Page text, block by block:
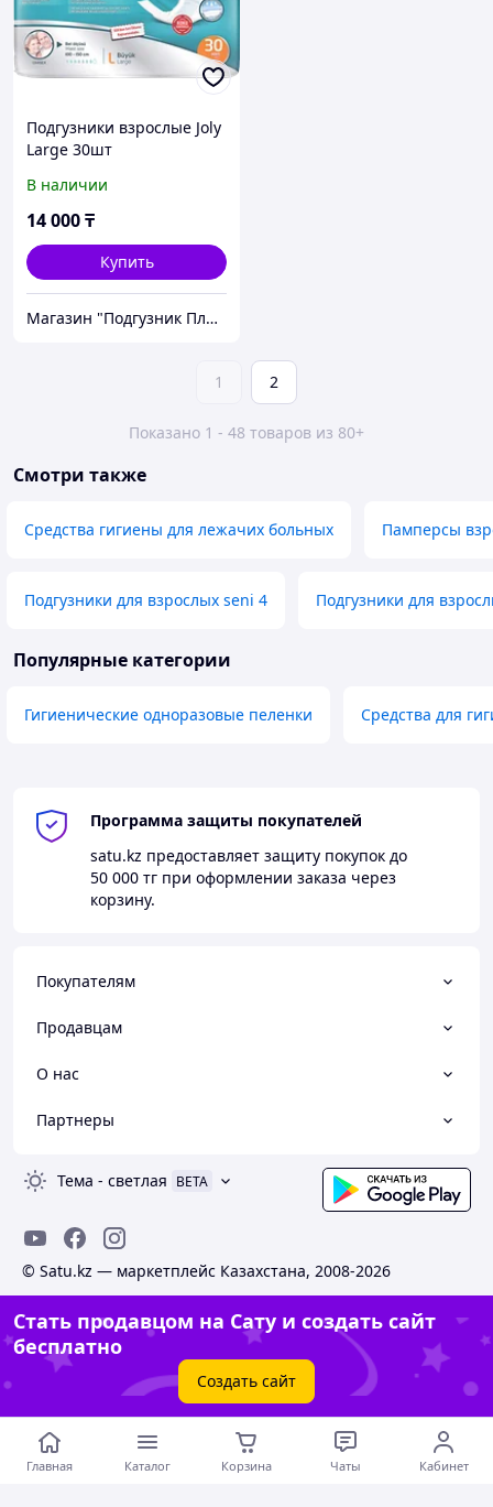
Подгузники взрослые Joly
Large 30шт
В наличии
14 000₸
Купить
Магазин "Подгузник Плюс"
1 2
Показано 1 - 48 товаров из 80+
Смотри также
Средства гигиены для лежачих больных Памперсы
Подгузники для взрослых seni 4 Подгузники для
Популярные категории
Гигиенические одноразовые пеленки Средства для
Программа защиты покупателей
satu.kz предоставляет защиту покупок до
50 000 тг при оформлении заказа через
корзину.
Покупателям
Продавцам
О нас
Партнеры
Тема - светлая BETA
© Satu.kz — маркетплейс Казахстана, 2008-2026
Стать продавцом на Сату и создать сайт
бесплатно
Создать сайт
Главная Каталог Корзина Чаты Кабинет